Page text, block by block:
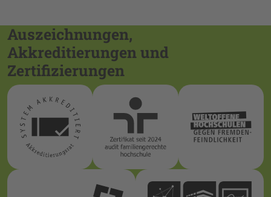
Auszeichnungen,
Akkreditierungen und
Zertifizierungen